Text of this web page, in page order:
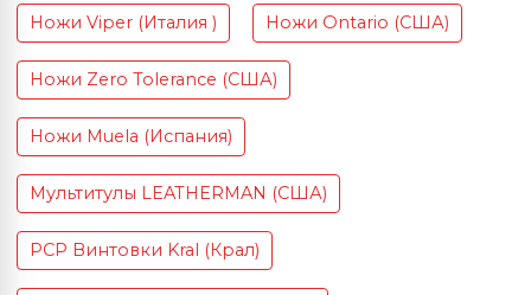
Ножи Viper (Италия ) Ножи Ontario (США)
Ножи Zero Tolerance (США)
Ножи Muela (Испания)
Мультитулы LEATHERMAN (США)
PCP Винтовки Kral (Крал)